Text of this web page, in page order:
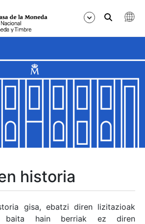
historia
gisa, ebatzi diren lizitazioak
baita hain berriak ez diren